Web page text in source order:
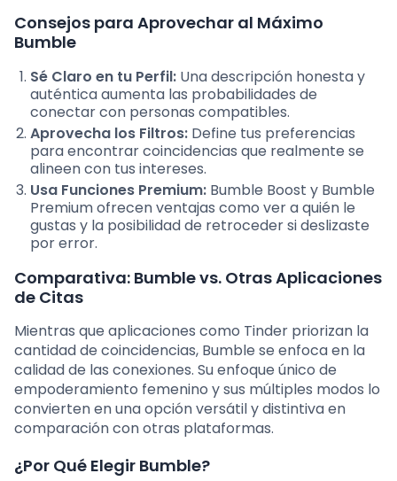
Consejos para Aprovechar al Máximo
Bumble
Sé Claro en tu Perfil: Una descripción honesta y
auténtica aumenta las probabilidades de
conectar con personas compatibles.
Aprovecha los Filtros: Define tus preferencias
para encontrar coincidencias que realmente se
alineen con tus intereses.
Usa Funciones Premium: Bumble Boost y Bumble
Premium ofrecen ventajas como ver a quién le
gustas y la posibilidad de retroceder si deslizaste
por error.
Comparativa: Bumble vs. Otras Aplicaciones
de Citas
Mientras que aplicaciones como Tinder priorizan la
cantidad de coincidencias, Bumble se enfoca en la
calidad de las conexiones. Su enfoque único de
empoderamiento femenino y sus múltiples modos lo
convierten en una opción versátil y distintiva en
comparación con otras plataformas.
¿Por Qué Elegir Bumble?